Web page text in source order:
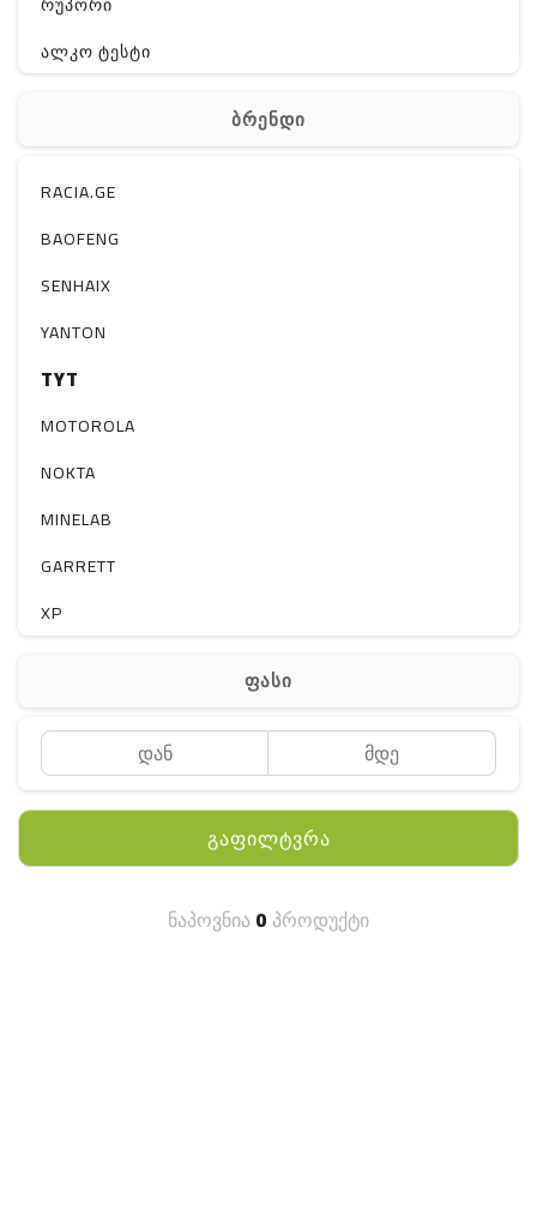
ალკო ტესტი
ელ. მოწყობილობები
მაგნიტი
სხვა
ბრენდი
RACIA.GE
BAOFENG
SENHAIX
YANTON
TYT
MOTOROLA
NOKTA
MINELAB
GARRETT
XP
QYT
ფასი
გაფილტვრა
ნაპოვნია0 პროდუქტი